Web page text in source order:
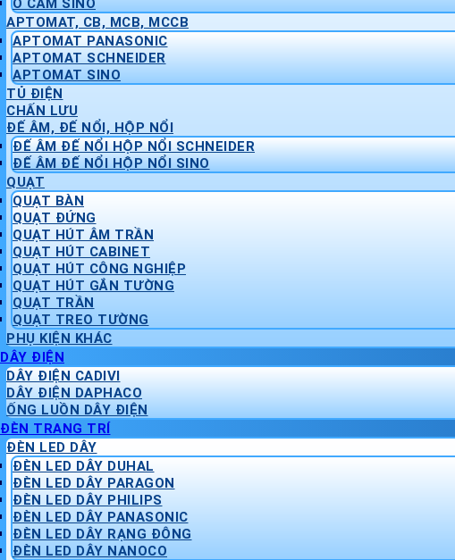
Ổ CẮM SINO
APTOMAT, CB, MCB, MCCB
APTOMAT PANASONIC
APTOMAT SCHNEIDER
APTOMAT SINO
TỦ ĐIỆN
CHẤN LƯU
ĐẾ ÂM, ĐẾ NỔI, HỘP NỔI
ĐẾ ÂM ĐẾ NỔI HỘP NỔI SCHNEIDER
ĐẾ ÂM ĐẾ NỔI HỘP NỔI SINO
QUẠT
QUẠT BÀN
QUẠT ĐỨNG
QUẠT HÚT ÂM TRẦN
QUẠT HÚT CABINET
QUẠT HÚT CÔNG NGHIỆP
QUẠT HÚT GẮN TƯỜNG
QUẠT TRẦN
QUẠT TREO TƯỜNG
PHỤ KIỆN KHÁC
DÂY ĐIỆN
DÂY ĐIỆN CADIVI
DÂY ĐIỆN DAPHACO
ỐNG LUỒN DÂY ĐIỆN
ĐÈN TRANG TRÍ
ĐÈN LED DÂY
ĐÈN LED DÂY DUHAL
ĐÈN LED DÂY PARAGON
ĐÈN LED DÂY PHILIPS
ĐÈN LED DÂY PANASONIC
ĐÈN LED DÂY RẠNG ĐÔNG
ĐÈN LED DÂY NANOCO